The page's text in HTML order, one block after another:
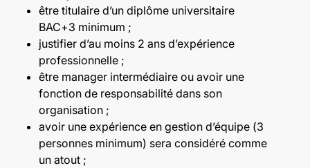
être titulaire d’un diplôme universitaire
BAC+3 minimum ;
justifier d’au moins 2 ans d’expérience
professionnelle ;
être manager intermédiaire ou avoir une
fonction de responsabilité dans son
organisation ;
avoir une expérience en gestion d’équipe (3
personnes minimum) sera considéré comme
un atout ;